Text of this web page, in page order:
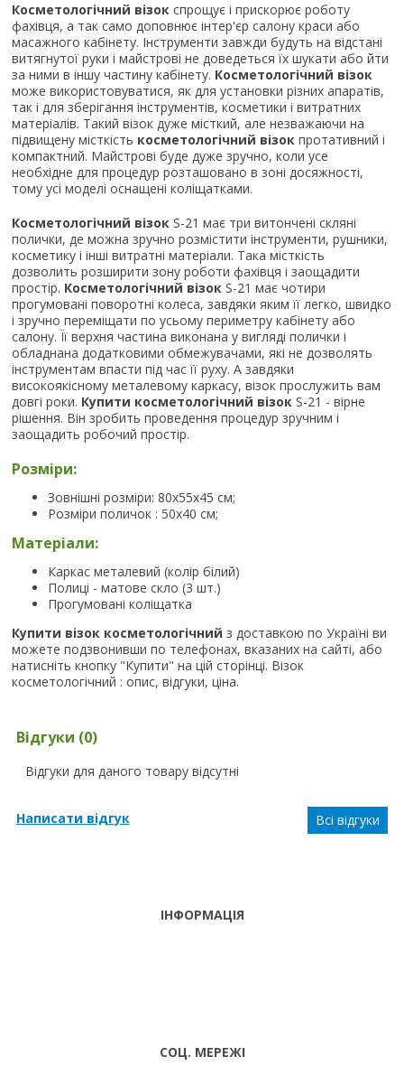
Косметологічний візок спрощує і прискорює роботу
фахівця, а так само доповнює інтер'єр салону краси або
масажного кабінету. Інструменти завжди будуть на відстані
витягнутої руки і майстрові не доведеться їх шукати або йти
за ними в іншу частину кабінету. Косметологічний візок
може використовуватися, як для установки різних апаратів,
так і для зберігання інструментів, косметики і витратних
матеріалів. Такий візок дуже місткий, але незважаючи на
підвищену місткість косметологічний візок протативний і
компактний. Майстрові буде дуже зручно, коли усе
необхідне для процедур розташовано в зоні досяжності,
тому усі моделі оснащені коліщатками.
Косметологічний візок S-21 має три витончені скляні
полички, де можна зручно розмістити інструменти, рушники,
косметику і інші витратні матеріали. Така місткість
дозволить розширити зону роботи фахівця і заощадити
простір. Косметологічний візок S-21 має чотири
прогумовані поворотні колеса, завдяки яким її легко, швидко
і зручно переміщати по усьому периметру кабінету або
салону. Її верхня частина виконана у вигляді полички і
обладнана додатковими обмежувачами, які не дозволять
інструментам впасти під час її руху. А завдяки
високоякісному металевому каркасу, візок прослужить вам
довгі роки. Купити косметологічний візок S-21 - вірне
рішення. Він зробить проведення процедур зручним і
заощадить робочий простір.
Розміри:
Зовнішні розміри: 80х55х45 см;
Розміри поличок : 50х40 см;
Матеріали:
Каркас металевий (колір білий)
Полиці - матове скло (3 шт.)
Прогумовані коліщатка
Купити візок косметологічний з доставкою по Україні ви
можете подзвонивши по телефонах, вказаних на сайті, або
натисніть кнопку "Купити" на цій сторінці. Візок
косметологічний : опис, відгуки, ціна.
Відгуки (0)
Відгуки для даного товару відсутні
Написати відгук Всі відгуки
ІНФОРМАЦІЯ
СОЦ. МЕРЕЖІ